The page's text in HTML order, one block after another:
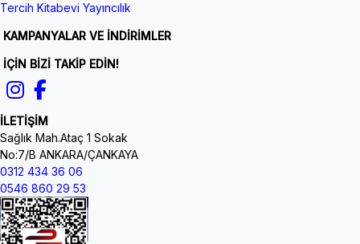
Tercih Kitabevi Yayıncılık
KAMPANYALAR VE İNDİRİMLER
İÇİN BİZİ TAKİP EDİN!
İLETİŞİM
Sağlık Mah.Ataç 1 Sokak
No:7/B ANKARA/ÇANKAYA
0312 434 36 06
0546 860 29 53